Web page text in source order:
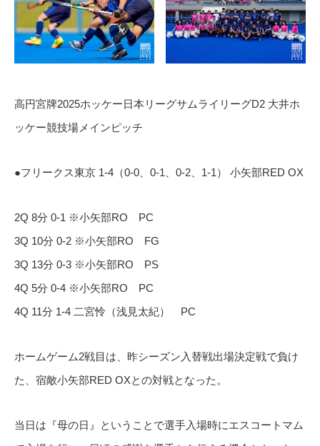
高円宮牌2025ホッケー日本リーグサムライリーグD2 大井ホ
ッケー競技場メインピッチ
●フリークス東京 1-4（0-0、0-1、0-2、1-1） 小矢部RED OX
2Q 8分 0-1 ※小矢部RO PC
3Q 10分 0-2 ※小矢部RO FG
3Q 13分 0-3 ※小矢部RO PS
4Q 5分 0-4 ※小矢部RO PC
4Q 11分 1-4 二宮怜（浅見太紀） PC
ホームゲーム2戦目は、昨シーズン入替戦出場決定戦で負け
た、宿敵小矢部RED OXとの対戦となった。
当日は『母の日』ということで選手入場時にエスコートマム